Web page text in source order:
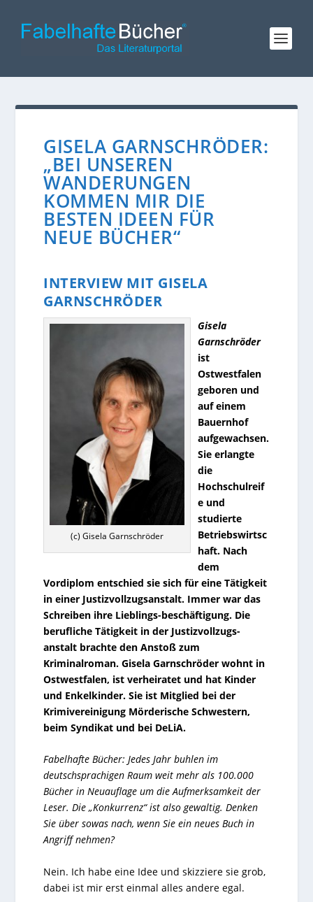
GISELA GARNSCHRÖDER:
„BEI UNSEREN
WANDERUNGEN
KOMMEN MIR DIE
BESTEN IDEEN FÜR
NEUE BÜCHER“
INTERVIEW MIT GISELA
GARNSCHRÖDER
(c) Gisela Garnschröder
Gisela
Garnschröder
ist
Ostwestfalen
geboren und
auf einem
Bauernhof
aufgewachsen.
Sie erlangte
die
Hochschulreif
e und
studierte
Betriebswirtsc
haft. Nach
dem
Vordiplom entschied sie sich für eine Tätigkeit
in einer Justizvollzugsanstalt. Immer war das
Schreiben ihre Lieblings-beschäftigung. Die
berufliche Tätigkeit in der Justizvollzugs-
anstalt brachte den Anstoß zum
Kriminalroman. Gisela Garnschröder wohnt in
Ostwestfalen, ist verheiratet und hat Kinder
und Enkelkinder. Sie ist Mitglied bei der
Krimivereinigung Mörderische Schwestern,
beim Syndikat und bei DeLiA.
Fabelhafte Bücher: Jedes Jahr buhlen im
deutschsprachigen Raum weit mehr als 100.000
Bücher in Neuauflage um die Aufmerksamkeit der
Leser. Die „Konkurrenz“ ist also gewaltig. Denken
Sie über sowas nach, wenn Sie ein neues Buch in
Angriff nehmen?
Nein. Ich habe eine Idee und skizziere sie grob,
dabei ist mir erst einmal alles andere egal.